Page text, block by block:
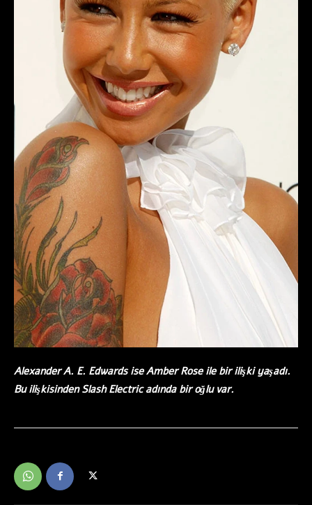
Alexander A. E. Edwards ise Amber Rose ile bir ilişki yaşadı.
Bu ilişkisinden Slash Electric adında bir oğlu var.